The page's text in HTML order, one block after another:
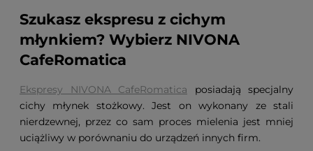
Szukasz ekspresu z cichym
młynkiem? Wybierz NIVONA
CafeRomatica
Ekspresy NIVONA CafeRomatica posiadają specjalny
cichy młynek stożkowy. Jest on wykonany ze stali
nierdzewnej, przez co sam proces mielenia jest mniej
uciążliwy w porównaniu do urządzeń innych firm.